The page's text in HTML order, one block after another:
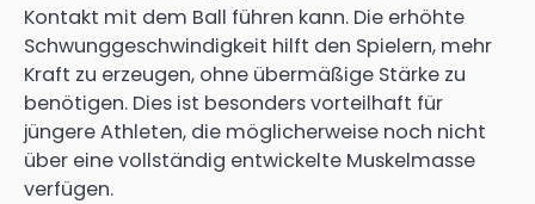
Kontakt mit dem Ball führen kann. Die erhöhte
Schwunggeschwindigkeit hilft den Spielern, mehr
Kraft zu erzeugen, ohne übermäßige Stärke zu
benötigen. Dies ist besonders vorteilhaft für
jüngere Athleten, die möglicherweise noch nicht
über eine vollständig entwickelte Muskelmasse
verfügen.